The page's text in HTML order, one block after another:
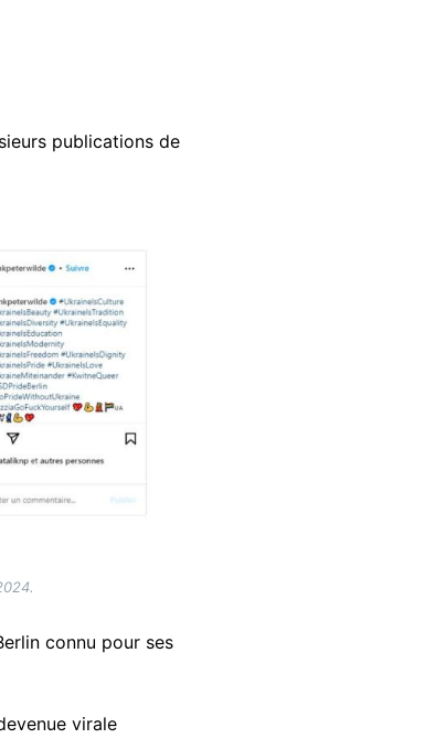
publications de
connu pour ses
virale